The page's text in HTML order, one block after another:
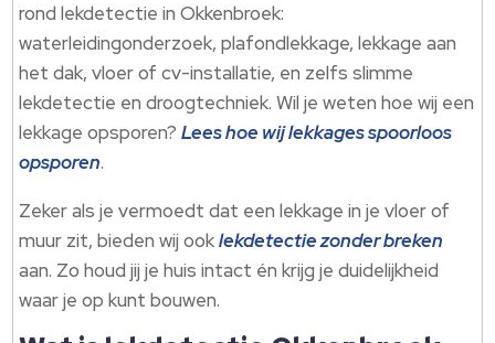
rond lekdetectie in Okkenbroek:
waterleidingonderzoek, plafondlekkage, lekkage aan
het dak, vloer of cv-installatie, en zelfs slimme
lekdetectie en droogtechniek.​ Wil je weten hoe wij een
lekkage opsporen?Lees hoe wij lekkages spoorloos
opsporen.​
Zeker als je vermoedt dat een lekkage in je vloer of
muur zit, bieden wij ooklekdetectie zonder breken
aan.​ Zo houd jij je huis intact én krijg je duidelijkheid
waar je op kunt bouwen.​